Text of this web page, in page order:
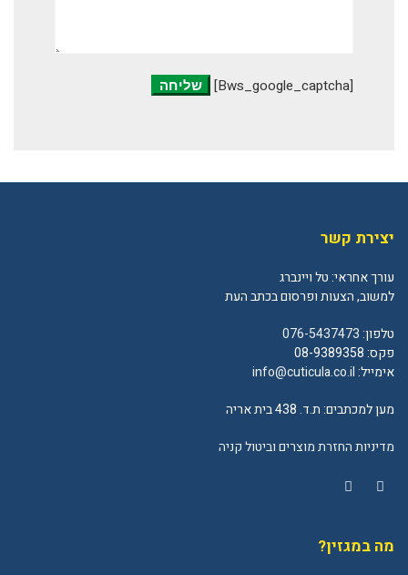
[bws_google_captcha]
יצירת קשר
עורך אחראי: טל ויינברג
למשוב, הצעות ופרסום בכתב העת
טלפון:076-5437473
פקס: 08-9389358
אימייל:info@cuticula.co.il
מען למכתבים: ת.ד. 438 בית אריה
מדיניות החזרת מוצרים וביטול קניה
מה במגזין?